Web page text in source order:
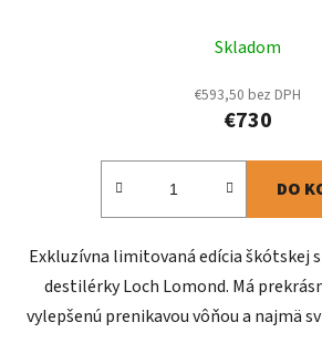
Skladom
€593,50 bez DPH
€730
DO
Exkluzívna limitovaná edícia škótskej
destilérky Loch Lomond. Má
vylepšenú prenikavou vôňou a najmä